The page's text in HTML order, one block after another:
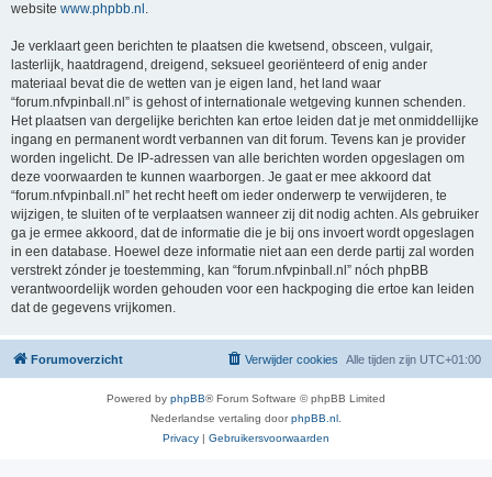
website www.phpbb.nl .
Je verklaart geen berichten te plaatsen die kwetsend, obsceen, vulgair,
lasterlijk, haatdragend, dreigend, seksueel georiënteerd of enig ander
materiaal bevat die de wetten van je eigen land, het land waar
“forum.nfvpinball.nl” is gehost of internationale wetgeving kunnen schenden.
Het plaatsen van dergelijke berichten kan ertoe leiden dat je met onmiddellijke
ingang en permanent wordt verbannen van dit forum. Tevens kan je provider
worden ingelicht. De IP-adressen van alle berichten worden opgeslagen om
deze voorwaarden te kunnen waarborgen. Je gaat er mee akkoord dat
“forum.nfvpinball.nl” het recht heeft om ieder onderwerp te verwijderen, te
wijzigen, te sluiten of te verplaatsen wanneer zij dit nodig achten. Als gebruiker
ga je ermee akkoord, dat de informatie die je bij ons invoert wordt opgeslagen
in een database. Hoewel deze informatie niet aan een derde partij zal worden
verstrekt zónder je toestemming, kan “forum.nfvpinball.nl” nóch phpBB
verantwoordelijk worden gehouden voor een hackpoging die ertoe kan leiden
dat de gegevens vrijkomen.
Forumoverzicht Alle tijden zijn UTC+01:00
Verwijder cookies
Powered by phpBB® Forum Software © phpBB Limited
Nederlandse vertaling doorphpBB.nl
Privacy | Gebruikersvoorwaarden